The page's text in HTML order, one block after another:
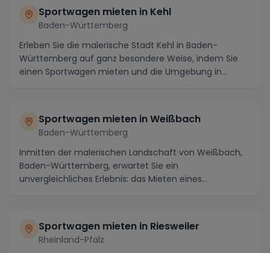
Sportwagen mieten in Kehl
Baden-Württemberg
Erleben Sie die malerische Stadt Kehl in Baden-
Württemberg auf ganz besondere Weise, indem Sie
einen Sportwagen mieten und die Umgebung in
Sportwagen mieten in Weißbach
Baden-Württemberg
Inmitten der malerischen Landschaft von Weißbach,
Baden-Württemberg, erwartet Sie ein
unvergleichliches Erlebnis: das Mieten eines
Sportwagen mieten in Riesweiler
Rheinland-Pfalz